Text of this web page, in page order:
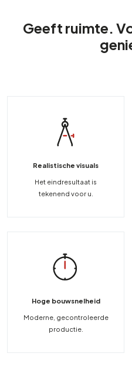
Geeft ruimte.
Realistische visuals
Het eindresultaat is
tekenend voor u.
Hoge bouwsnelheid
Moderne, gecontroleerde
productie.